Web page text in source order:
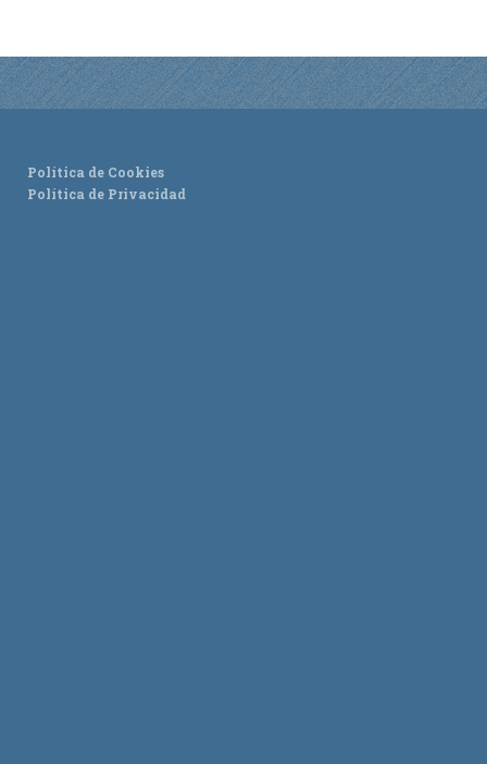
Política de Cookies
Política de Privacidad